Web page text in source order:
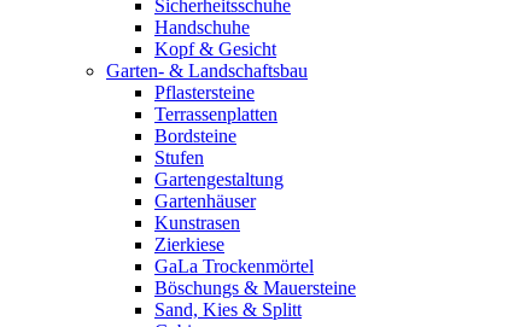
Sicherheitsschuhe
Handschuhe
Kopf & Gesicht
Garten- & Landschaftsbau
Pflastersteine
Terrassenplatten
Bordsteine
Stufen
Gartengestaltung
Gartenhäuser
Kunstrasen
Zierkiese
GaLa Trockenmörtel
Böschungs & Mauersteine
Sand, Kies & Splitt